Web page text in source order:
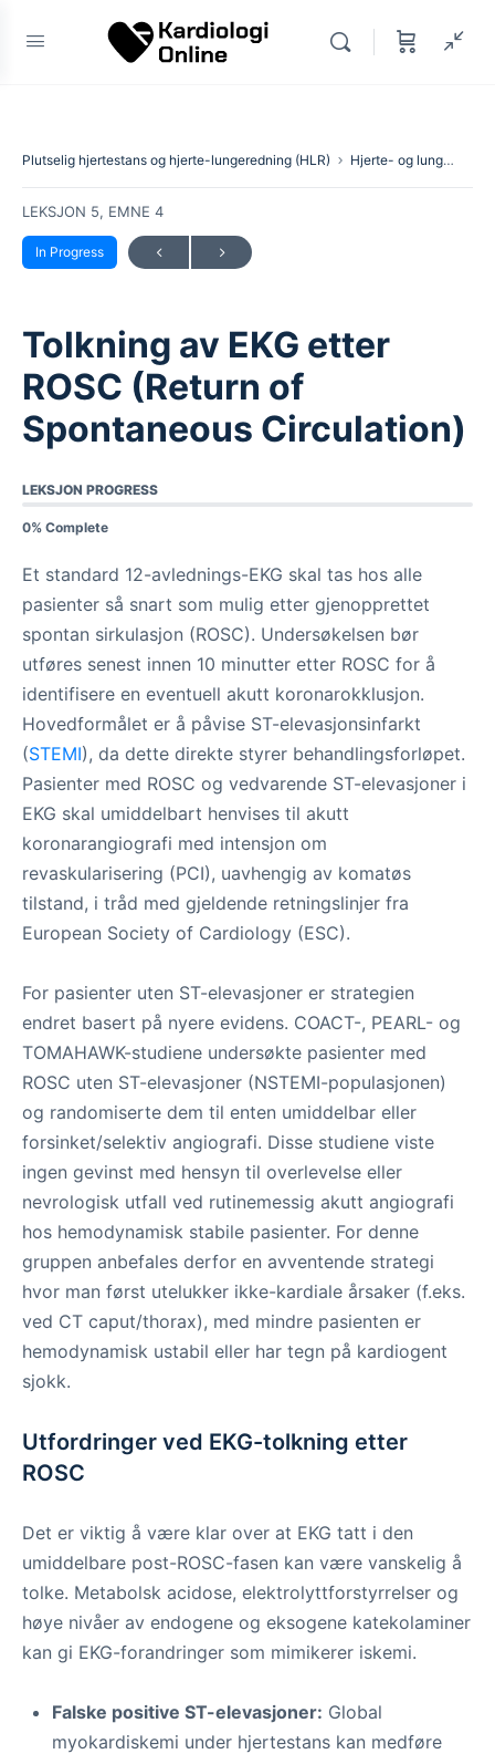
Plutselig hjertestans og hjerte-lungeredning (HLR) Hjerte- og lungeredning
LEKSJON 5, EMNE 4
In Progress
Tolkning av EKG etter
ROSC (Return of
Spontaneous Circulation)
LEKSJON PROGRESS
0% Complete
Et standard 12-avlednings-EKG skal tas hos alle
pasienter så snart som mulig etter gjenopprettet
spontan sirkulasjon (ROSC). Undersøkelsen bør
utføres senest innen 10 minutter etter ROSC for å
identifisere en eventuell akutt koronarokklusjon.
Hovedformålet er å påvise ST-elevasjonsinfarkt
(STEMI), da dette direkte styrer behandlingsforløpet.
Pasienter med ROSC og vedvarende ST-elevasjoner i
EKG skal umiddelbart henvises til akutt
koronarangiografi med intensjon om
revaskularisering (PCI), uavhengig av komatøs
tilstand, i tråd med gjeldende retningslinjer fra
European Society of Cardiology (ESC).
For pasienter uten ST-elevasjoner er strategien
endret basert på nyere evidens. COACT-, PEARL- og
TOMAHAWK-studiene undersøkte pasienter med
ROSC uten ST-elevasjoner (NSTEMI-populasjonen)
og randomiserte dem til enten umiddelbar eller
forsinket/selektiv angiografi. Disse studiene viste
ingen gevinst med hensyn til overlevelse eller
nevrologisk utfall ved rutinemessig akutt angiografi
hos hemodynamisk stabile pasienter. For denne
gruppen anbefales derfor en avventende strategi
hvor man først utelukker ikke-kardiale årsaker (f.eks.
ved CT caput/thorax), med mindre pasienten er
hemodynamisk ustabil eller har tegn på kardiogent
sjokk.
Utfordringer ved EKG-tolkning etter
ROSC
Det er viktig å være klar over at EKG tatt i den
umiddelbare post-ROSC-fasen kan være vanskelig å
tolke. Metabolsk acidose, elektrolyttforstyrrelser og
høye nivåer av endogene og eksogene katekolaminer
kan gi EKG-forandringer som mimikerer iskemi.
Falske positive ST-elevasjoner: Global
myokardiskemi under hjertestans kan medføre